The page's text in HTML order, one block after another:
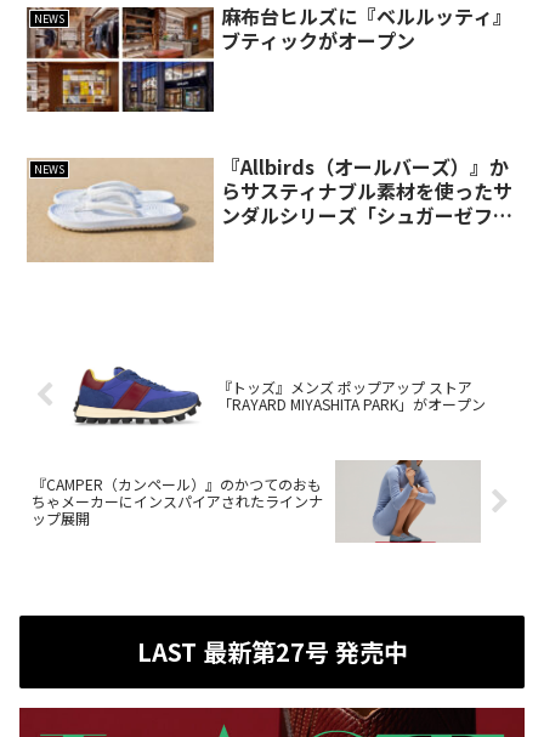
NEWS
麻布台ヒルズに『ベルルッティ』
ブティックがオープン
NEWS
『Allbirds（オールバーズ）』か
らサスティナブル素材を使ったサ
ンダルシリーズ「シュガーゼファ
『トッズ』メンズ ポップアップ ストア
「RAYARD MIYASHITA PARK」がオープン
『CAMPER（カンペール）』のかつてのおも
ちゃメーカーにインスパイアされたラインナ
ップ展開
LAST 最新第27号 発売中